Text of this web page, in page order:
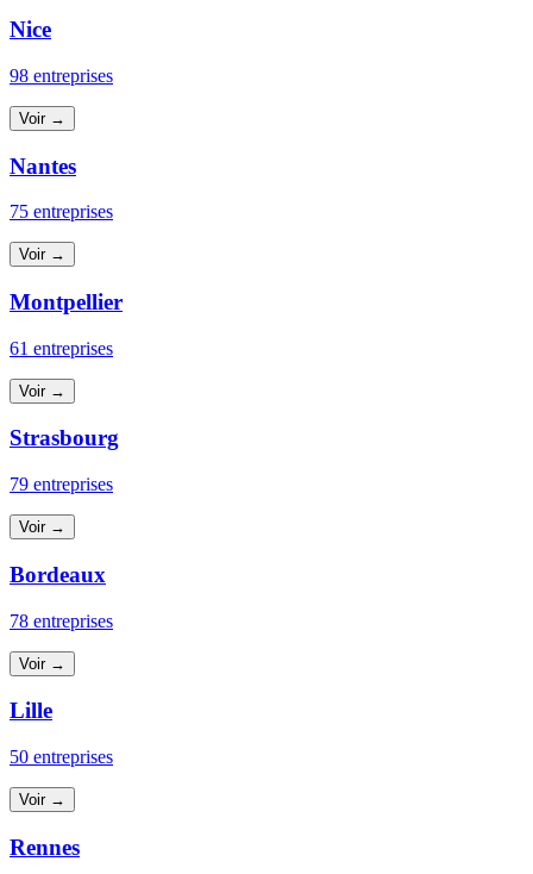
Nice
98 entreprises
Voir →
Nantes
75 entreprises
Voir →
Montpellier
61 entreprises
Voir →
Strasbourg
79 entreprises
Voir →
Bordeaux
78 entreprises
Voir →
Lille
50 entreprises
Voir →
Rennes